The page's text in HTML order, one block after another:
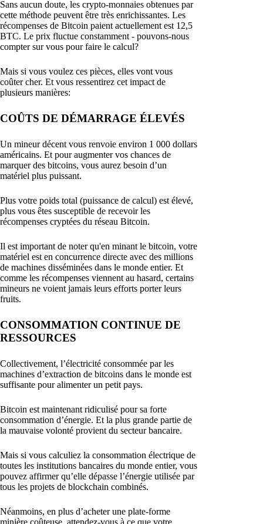
Sans aucun doute, les crypto-monnaies obtenues par
cette méthode peuvent être très enrichissantes. Les
récompenses de Bitcoin paient actuellement est 12,5
BTC. Le prix fluctue constamment - pouvons-nous
compter sur vous pour faire le calcul?
Mais si vous voulez ces pièces, elles vont vous
coûter cher. Et vous ressentirez cet impact de
plusieurs manières:
COÛTS DE DÉMARRAGE ÉLEVÉS
Un mineur décent vous renvoie environ 1 000 dollars
américains. Et pour augmenter vos chances de
marquer des bitcoins, vous aurez besoin d’un
matériel plus puissant.
Plus votre poids total (puissance de calcul) est élevé,
plus vous êtes susceptible de recevoir les
récompenses cryptées du réseau Bitcoin.
Il est important de noter qu'en minant le bitcoin, votre
matériel est en concurrence directe avec des millions
de machines disséminées dans le monde entier. Et
comme les récompenses viennent au hasard, certains
mineurs ne voient jamais leurs efforts porter leurs
fruits.
CONSOMMATION CONTINUE DE
RESSOURCES
Collectivement, l’électricité consommée par les
machines d’extraction de bitcoins dans le monde est
suffisante pour alimenter un petit pays.
Bitcoin est maintenant ridiculisé pour sa forte
consommation d’énergie. Et la plus grande partie de
la mauvaise volonté provient du secteur bancaire.
Mais si vous calculiez la consommation électrique de
toutes les institutions bancaires du monde entier, vous
pouvez affirmer qu’elle dépasse l’énergie utilisée par
tous les projets de blockchain combinés.
Néanmoins, en plus d’acheter une plate-forme